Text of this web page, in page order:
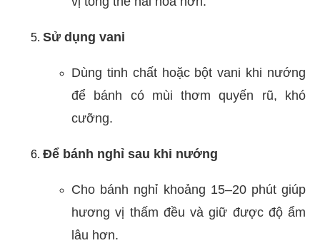
Sử dụng vani
Dùng tinh chất hoặc bột vani khi nướng
để bánh có mùi thơm quyến rũ, khó
cưỡng.
Để bánh nghỉ sau khi nướng
Cho bánh nghỉ khoảng 15–20 phút giúp
hương vị thấm đều và giữ được độ ẩm
lâu hơn.